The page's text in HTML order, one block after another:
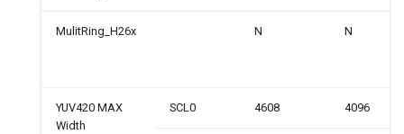
MulitRing_H26x N N
YUV420 MAX
Width
SCL0 4608 4096